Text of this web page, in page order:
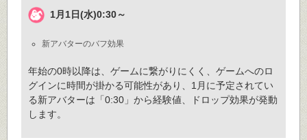
1月1日(水)0:30～
新アバターのバフ効果
年始の0時以降は、ゲームに繋がりにくく、ゲームへのロ
グインに時間が掛かる可能性があり、1月に予定されてい
る新アバターは「0:30」から経験値、ドロップ効果が発動
します。